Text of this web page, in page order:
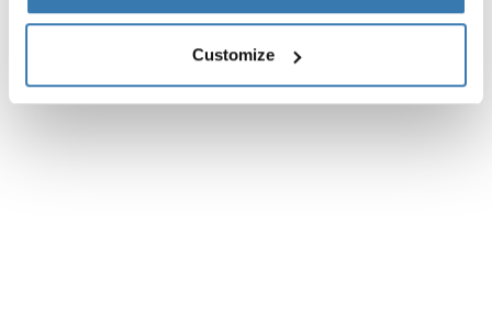
Customize
Toggle guides and instructions
Instrucciones